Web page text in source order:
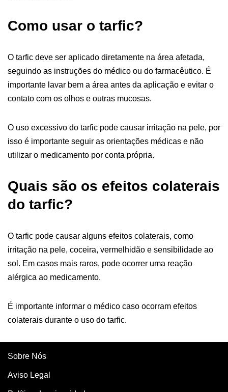
Como usar o tarfic?
O tarfic deve ser aplicado diretamente na área afetada,
seguindo as instruções do médico ou do farmacêutico. É
importante lavar bem a área antes da aplicação e evitar o
contato com os olhos e outras mucosas.
O uso excessivo do tarfic pode causar irritação na pele, por
isso é importante seguir as orientações médicas e não
utilizar o medicamento por conta própria.
Quais são os efeitos colaterais
do tarfic?
O tarfic pode causar alguns efeitos colaterais, como
irritação na pele, coceira, vermelhidão e sensibilidade ao
sol. Em casos mais raros, pode ocorrer uma reação
alérgica ao medicamento.
É importante informar o médico caso ocorram efeitos
colaterais durante o uso do tarfic.
Sobre Nós
Aviso Legal